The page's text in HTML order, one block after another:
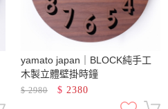
yamato japan｜BLOCK純手工
木製立體壁掛時鐘
$2980 $ 2380